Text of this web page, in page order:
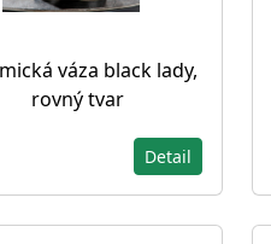
váza black lady,
rovný tvar
Detail